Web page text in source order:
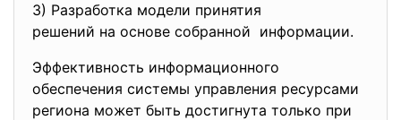
3) Разработка модели принятия
решений на основе собранной информации.
Эффективность информационного
обеспечения системы управления ресурсами
региона может быть достигнута только при